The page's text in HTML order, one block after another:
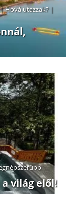
Hová utazzak? |
világ elől!